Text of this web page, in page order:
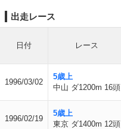
出走レース
日付 レース
1996/03/02
5歳上
中山 ダ1200m 16頭
1996/02/19
5歳上
東京 ダ1400m 12頭